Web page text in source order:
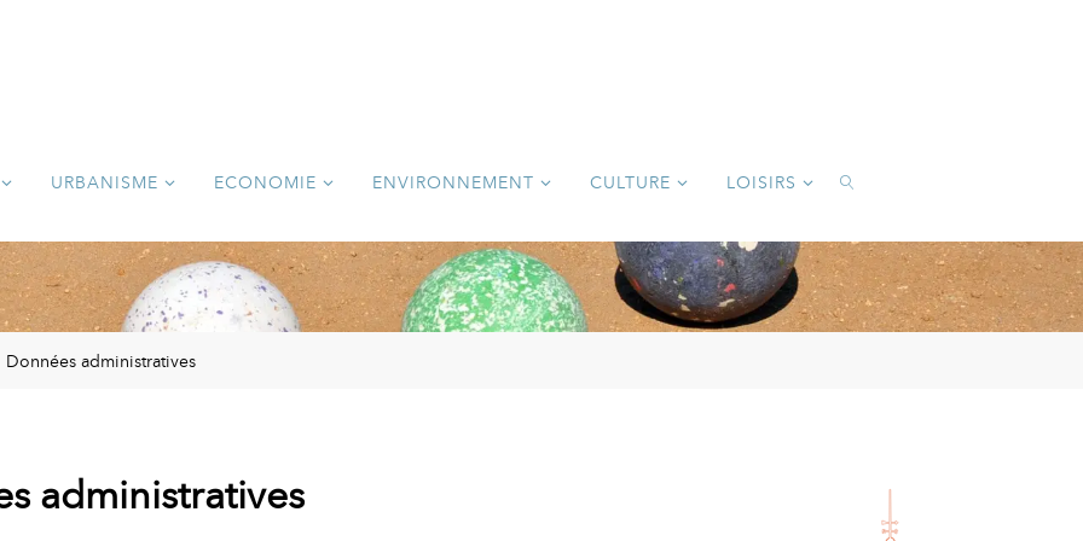
URBANISME ECONOMIE ENVIRONNEMENT CULTURE LOISIRS
SEARCH
Données administratives
administratives